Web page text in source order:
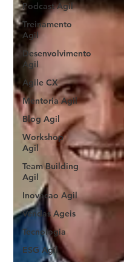
Podcast Agil
Treinamento
Agil
Desenvolvimento
Agil
Agile CX
Mentoria Agil
Blog Agil
Workshop
Agil
Team Building
Agil
Inovacao Agil
Vendas Ageis
Tecnologia
ESG Agil